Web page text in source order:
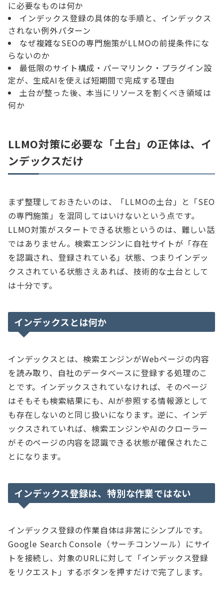
に必要なものは何か
インデックス登録の具体的な手順と、インデックス
されない例外パターン
なぜ複雑なSEOの専門施策がLLMOの前提条件にな
らないのか
最低限のサイト構成・パーマリンク・プラグイン設
定が、生成AIを使えば短期間で完成する理由
土台が整った後、本当にリソースを割くべき領域は
何か
LLMO対策に必要な「土台」の正体は、イ
ンデックスだけ
まず整理しておきたいのは、「LLMOの土台」と「SEO
の専門施策」を混同してはいけないという点です。
LLMO対策がスタートできる状態というのは、難しい話
ではありません。検索エンジンに自社サイトが「存在
を認識され、登録されている」状態、つまりインデッ
クスされている状態さえあれば、技術的な土台として
は十分です。
インデックスとは何か
インデックスとは、検索エンジンがWebページの内容
を読み取り、自社のデータベースに登録する処理のこ
とです。インデックスされていなければ、そのページ
はそもそも検索結果にも、AIが参照する情報源として
も存在しないのと同じ扱いになります。逆に、インデ
ックスされていれば、検索エンジンやAIのクローラー
がそのページの内容を認識できる状態が確保されたこ
とになります。
インデックス登録は、特別な作業ではない
インデックス登録の作業自体は非常にシンプルです。
Google Search Console（サーチコンソール）にサイ
トを接続し、対象のURLに対して「インデックス登録
をリクエスト」するボタンを押すだけで完了します。